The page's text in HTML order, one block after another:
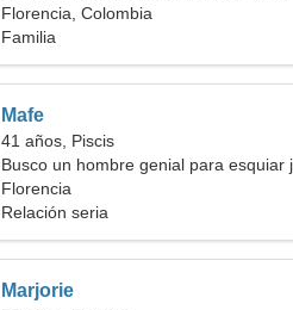
Florencia, Colombia
Familia
Mafe
41 años, Piscis
Busco un hombre genial para esquiar
Florencia
Relación seria
Marjorie